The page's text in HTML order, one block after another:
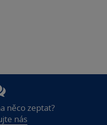
něco zeptat?
nás